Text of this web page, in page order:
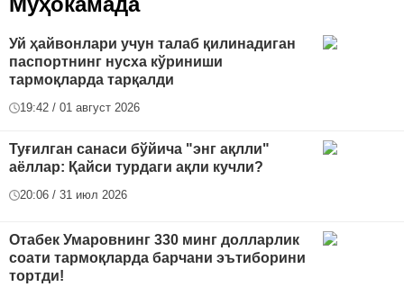
Уй ҳайвонлари учун талаб қилинадиган
паспортнинг нусха кўриниши
тармоқларда тарқалди
19:42 / 01 август 2026
Туғилган санаси бўйича "энг ақлли"
аёллар: Қайси турдаги ақли кучли?
20:06 / 31 июл 2026
Отабек Умаровнинг 330 минг долларлик
соати тармоқларда барчани эътиборини
тортди!